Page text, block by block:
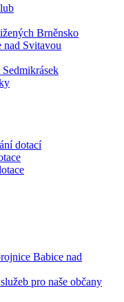
Brněnsko
nad Svitavou
dotací
Babice nad
pro naše občany